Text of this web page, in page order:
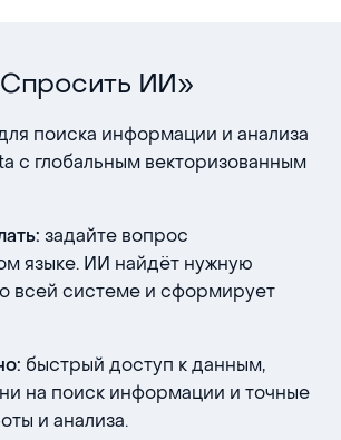
ИИ»
поиска информации и анализа
с глобальным векторизованным
задайте вопрос
языке. ИИ найдёт нужную
всей системе и сформирует
быстрый доступ к данным,
на поиск информации и точные
и анализа.